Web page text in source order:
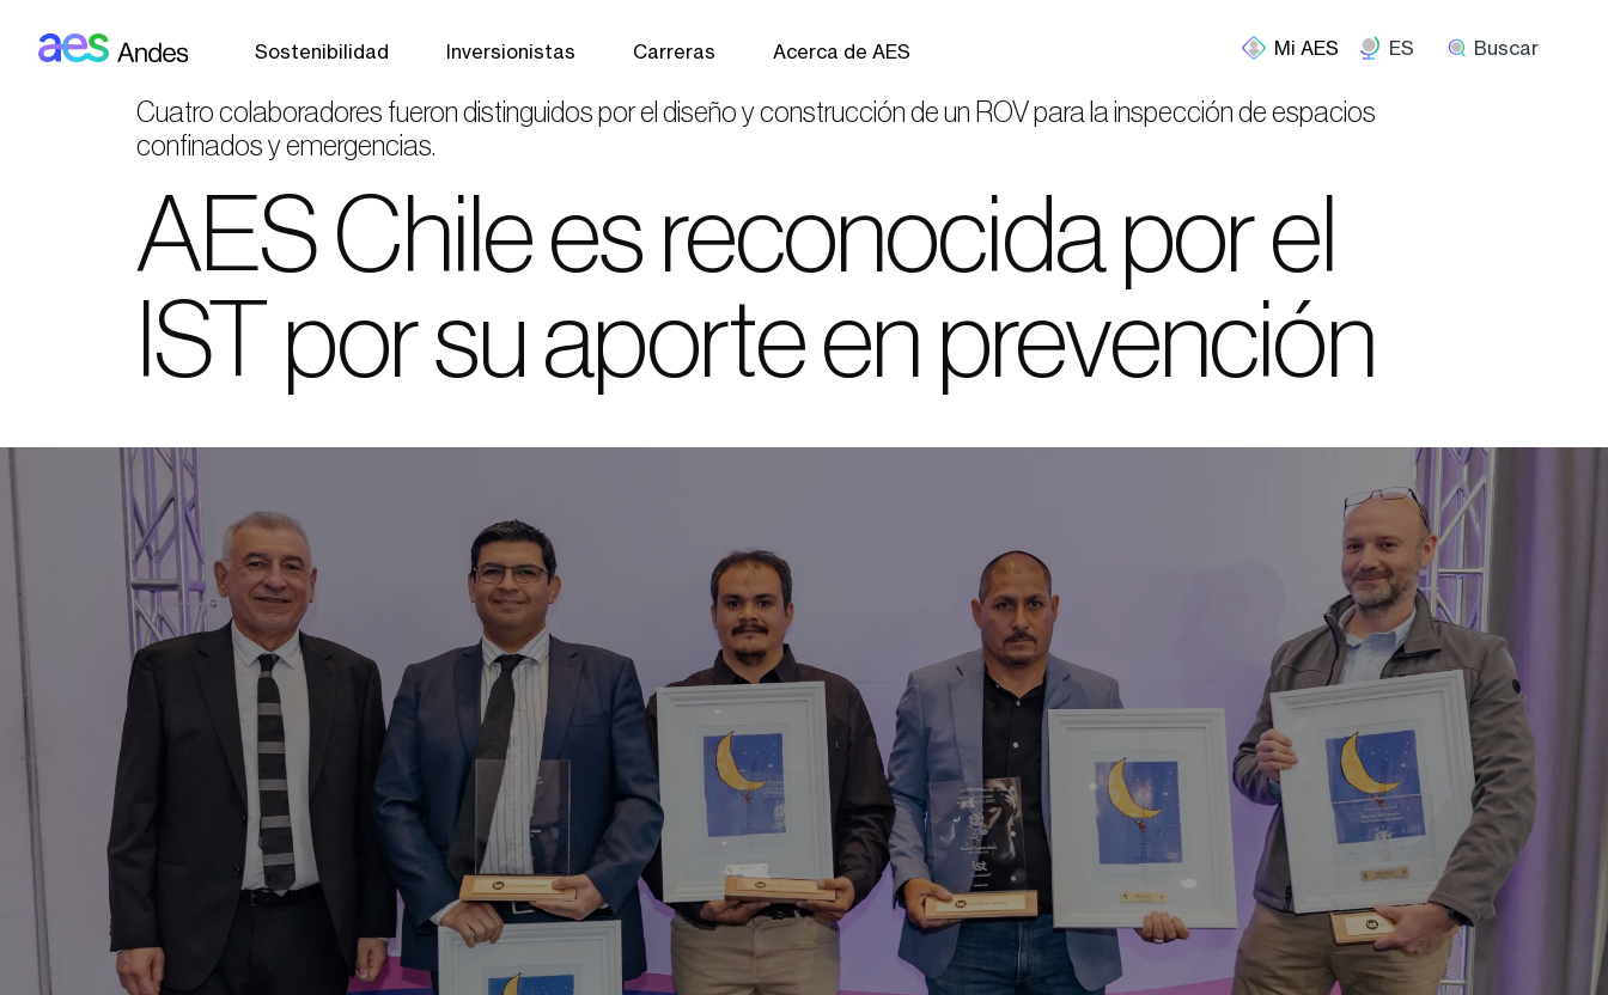
Sostenibilidad Inversionistas Carreras Acerca de AES ES Buscar
Cuatro colaboradores fueron distinguidos por el diseño y construcción de un ROV para la inspección de espacios
confinados y emergencias.
AES Chile es reconocida por el
IST por su aporte en prevención